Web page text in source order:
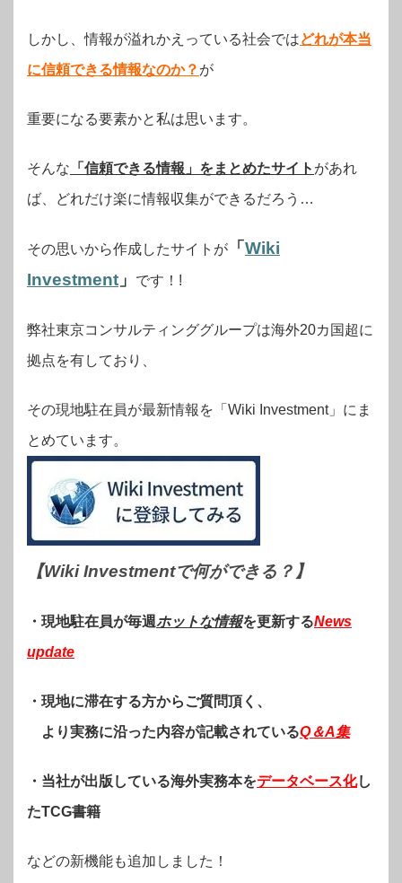
しかし、情報が溢れかえっている社会ではどれが本当
に信頼できる情報なのか？ が
重要になる要素かと私は思います。
そんな 「信頼できる情報」をまとめたサイト があれ
ば、どれだけ楽に情報収集ができるだろう…
その思いから作成したサイトが 「 Wiki
Investment 」 です！!
弊社東京コンサルティンググループは海外20カ国超に
拠点を有しており、
その現地駐在員が最新情報を「Wiki Investment」にま
とめています。
【Wiki Investmentで何ができる？ 】
・現地駐在員が毎週ホットな情報を更新するNews
update
・現地に滞在する方からご質問頂く、
より実務に沿った内容が記載されているQ＆A集
・当社が出版している海外実務本をデータベース化し
たTCG書籍
などの新機能も追加しました！